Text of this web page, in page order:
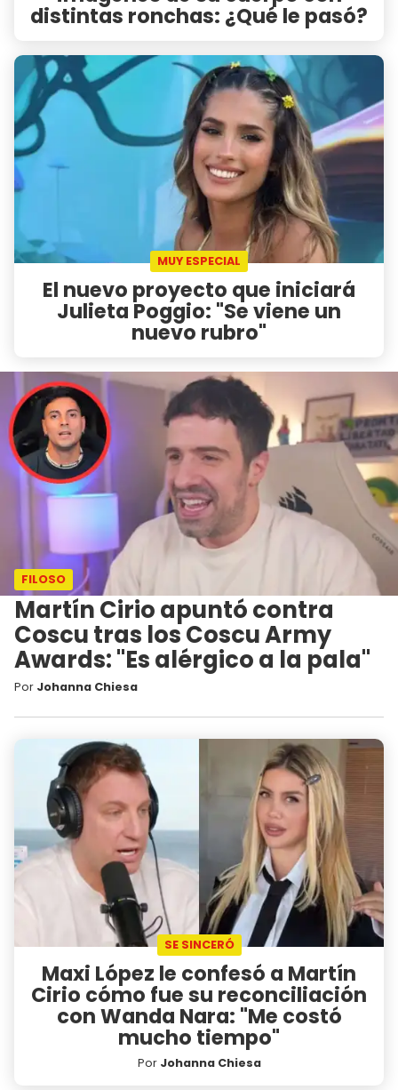
distintas ronchas: ¿Qué le pasó?
MUY ESPECIAL
El nuevo proyecto que iniciará
Julieta Poggio: "Se viene un
nuevo rubro"
FILOSO
Martín Cirio apuntó contra
Coscu tras los Coscu Army
Awards: "Es alérgico a la pala"
Por Johanna Chiesa
SE SINCERÓ
Maxi López le confesó a Martín
Cirio cómo fue su reconciliación
con Wanda Nara: "Me costó
mucho tiempo"
Por Johanna Chiesa